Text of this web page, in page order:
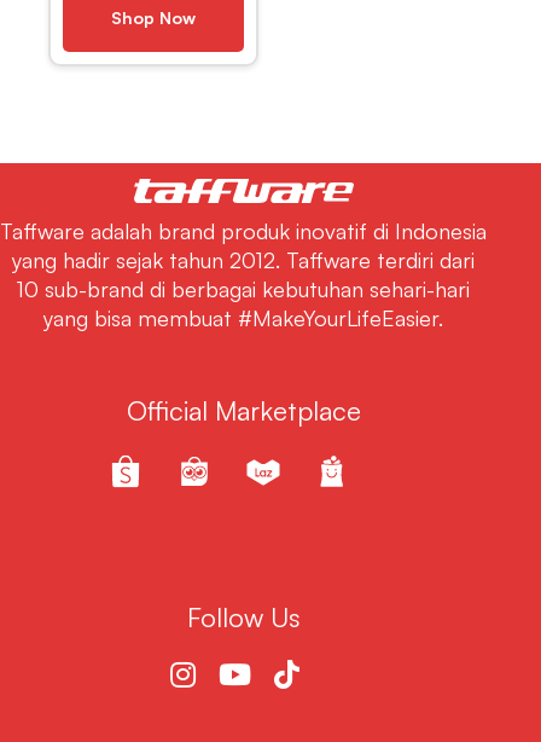
0910Shop Now
Taffware adalah brand produk inovatif di Indonesia
yang hadir sejak tahun 2012. Taffware terdiri dari
10 sub-brand di berbagai kebutuhan sehari-hari
yang bisa membuat #MakeYourLifeEasier.
Official Marketplace
Follow Us